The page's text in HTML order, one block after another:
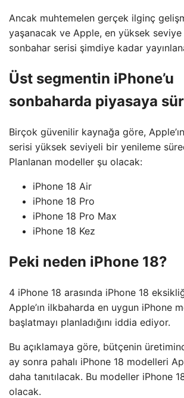
Ancak muhtemelen gerçek ilginç
yaşanacak ve Apple, en yüksek
sonbahar serisi şimdiye kadar
Üst segmentin iPhone’u
sonbaharda piyasaya
Birçok güvenilir kaynağa göre,
serisi yüksek seviyeli bir yenileme
Planlanan modeller şu olacak:
iPhone 18 Air
iPhone 18 Pro
iPhone 18 Pro Max
iPhone 18 Kez
Peki neden iPhone 18?
4 iPhone 18 arasında iPhone 18
Apple’ın ilkbaharda en uygun iPhone
başlatmayı planladığını iddia ediyor.
Bu açıklamaya göre, bütçenin
ay sonra pahalı iPhone 18 modelleri
daha tanıtılacak. Bu modeller iPhone
olacak.